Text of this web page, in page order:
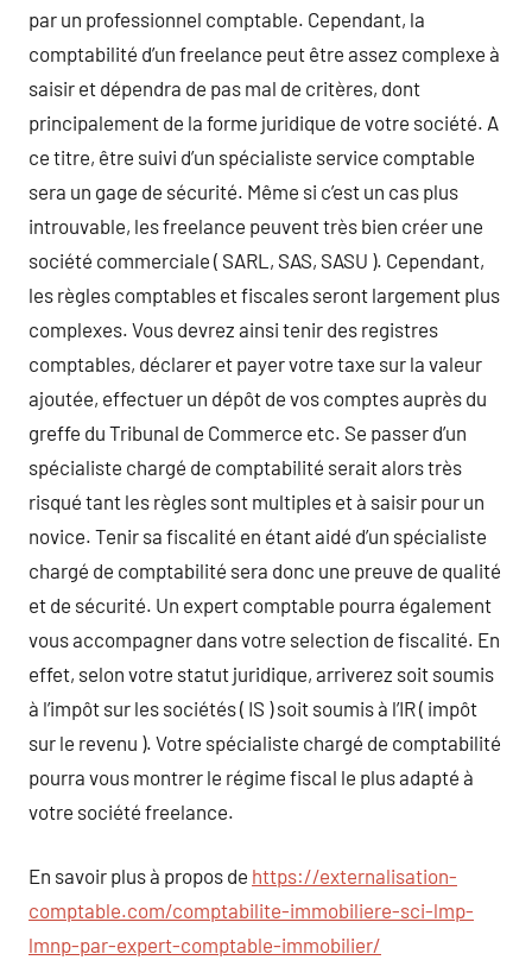
par un professionnel comptable. Cependant, la
comptabilité d’un freelance peut être assez complexe à
saisir et dépendra de pas mal de critères, dont
principalement de la forme juridique de votre société. A
ce titre, être suivi d’un spécialiste service comptable
sera un gage de sécurité. Même si c’est un cas plus
introuvable, les freelance peuvent très bien créer une
société commerciale ( SARL, SAS, SASU ). Cependant,
les règles comptables et fiscales seront largement plus
complexes. Vous devrez ainsi tenir des registres
comptables, déclarer et payer votre taxe sur la valeur
ajoutée, effectuer un dépôt de vos comptes auprès du
greffe du Tribunal de Commerce etc. Se passer d’un
spécialiste chargé de comptabilité serait alors très
risqué tant les règles sont multiples et à saisir pour un
novice. Tenir sa fiscalité en étant aidé d’un spécialiste
chargé de comptabilité sera donc une preuve de qualité
et de sécurité. Un expert comptable pourra également
vous accompagner dans votre selection de fiscalité. En
effet, selon votre statut juridique, arriverez soit soumis
à l’impôt sur les sociétés ( IS ) soit soumis à l’IR ( impôt
sur le revenu ). Votre spécialiste chargé de comptabilité
pourra vous montrer le régime fiscal le plus adapté à
votre société freelance.
En savoir plus à propos de https://externalisation-
comptable.com/comptabilite-immobiliere-sci-lmp-
lmnp-par-expert-comptable-immobilier/